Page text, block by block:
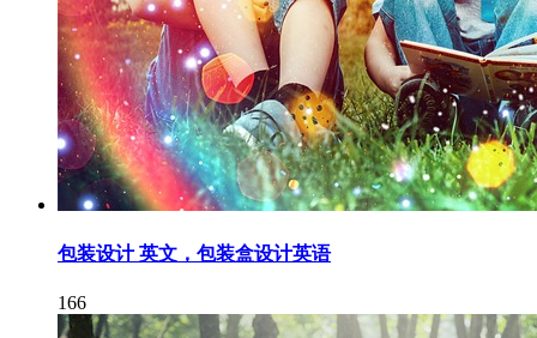
包装设计 英文，包装盒设计英语
166